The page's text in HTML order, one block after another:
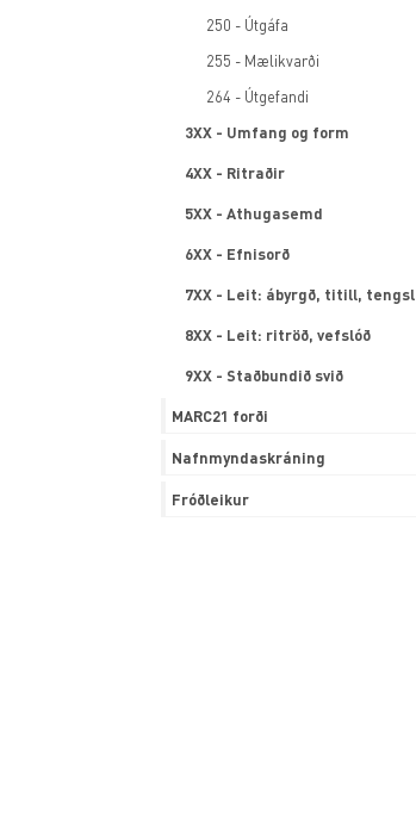
250 - Útgáfa
255 - Mælikvarði
264 - Útgefandi
3XX - Umfang og form
4XX - Ritraðir
5XX - Athugasemd
6XX - Efnisorð
7XX - Leit: ábyrgð, titill, tengsl
8XX - Leit: ritröð, vefslóð
9XX - Staðbundið svið
MARC21 forði
Nafnmyndaskráning
Fróðleikur